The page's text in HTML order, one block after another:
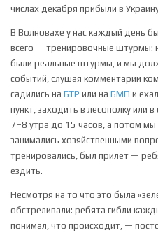
числах декабря прибыли в
В Волновахе у нас каждый день
всего — тренировочные штурмы:
были реальные штурмы, и мы
событий, слушая комментарии
садились на БТР или на БМП и
пункт, заходить в лесополку или
7–8 утра до 15 часов, а потом
занимались хозяйственными
тренировались, был прилет —
ездить.
Несмотря на то что это была
обстреливали: ребята гибли
понимал, что происходит, —